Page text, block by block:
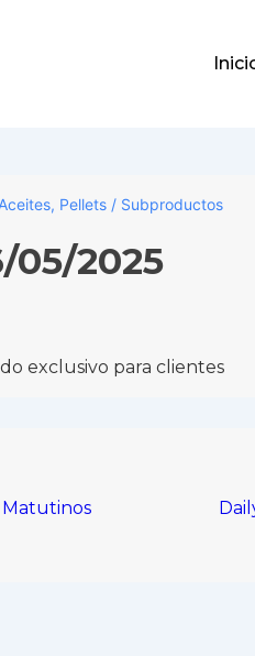
Main
, Pellets / Subproductos
05/2025
exclusivo para clientes
Matutinos